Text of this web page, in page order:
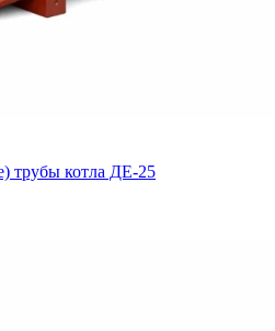
трубы котла ДЕ-25